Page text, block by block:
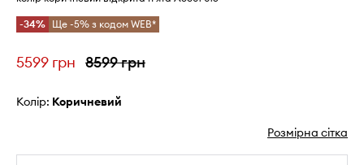
-34% Ще -5% з кодом WEB*
5599 грн 8599 грн
Колір: коричневий
Розмірна сітка